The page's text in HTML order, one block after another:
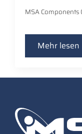
MSA Components
Mehr lesen